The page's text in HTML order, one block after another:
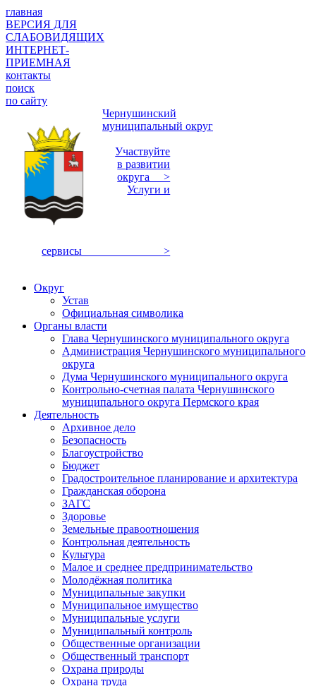
главная
ВЕРСИЯ ДЛЯ
СЛАБОВИДЯЩИХ
ИНТЕРНЕТ-
ПРИЕМНАЯ
контакты
поиск
по сайту
Чернушинский
муниципальный округ
Участвуйте
в развитии
округа >
Услуги и
сервисы >
Округ
Устав
Официальная символика
Органы власти
Глава Чернушинского муниципального округа
Администрация Чернушинского муниципального
округа
Дума Чернушинского муниципального округа
Контрольно-счетная палата Чернушинского
муниципального округа Пермского края
Деятельность
Архивное дело
Безопасность
Благоустройство
Бюджет
Градостроительное планирование и архитектура
Гражданская оборона
ЗАГС
Здоровье
Земельные правоотношения
Контрольная деятельность
Культура
Малое и среднее предпринимательство
Молодёжная политика
Муниципальные закупки
Муниципальное имущество
Муниципальные услуги
Муниципальный контроль
Общественные организации
Общественный транспорт
Охрана природы
Охрана труда